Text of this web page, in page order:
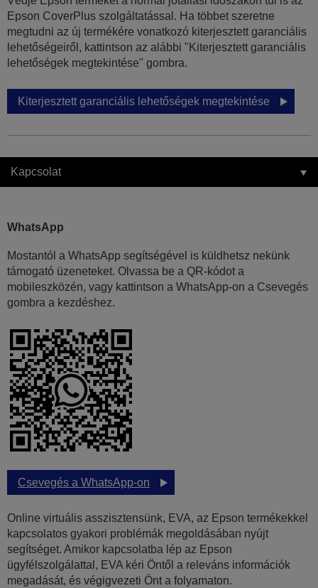
Epson CoverPlus szolgáltatással. Ha többet szeretne
megtudni az új termékére vonatkozó kiterjesztett garanciális
lehetőségeiről, kattintson az alábbi "Kiterjesztett garanciális
lehetőségek megtekintése" gombra.
Kiterjesztett garanciális lehetőségek megtekintése
Kapcsolat
WhatsApp
Mostantól a WhatsApp segítségével is küldhetsz nekünk
támogató üzeneteket. Olvassa be a QR-kódot a
mobileszközén, vagy kattintson a WhatsApp-on a Csevegés
gombra a kezdéshez.
Csevegés a WhatsApp-on
Online virtuális asszisztensünk, EVA, az Epson termékekkel
kapcsolatos gyakori problémák megoldásában nyújt
segítséget. Amikor kapcsolatba lép az Epson
ügyfélszolgálattal, EVA kéri Öntől a releváns információk
megadását, és végigvezeti Önt a folyamaton.